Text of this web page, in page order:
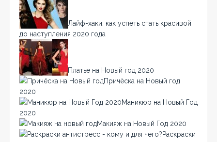
Лайф-хаки: как успеть стать красивой
до наступления 2020 года
Платье на Новый год 2020
Причёска на Новый год
2020
Маникюр на Новый Год
2020
Макияж на Новый Год 2020
Раскраски